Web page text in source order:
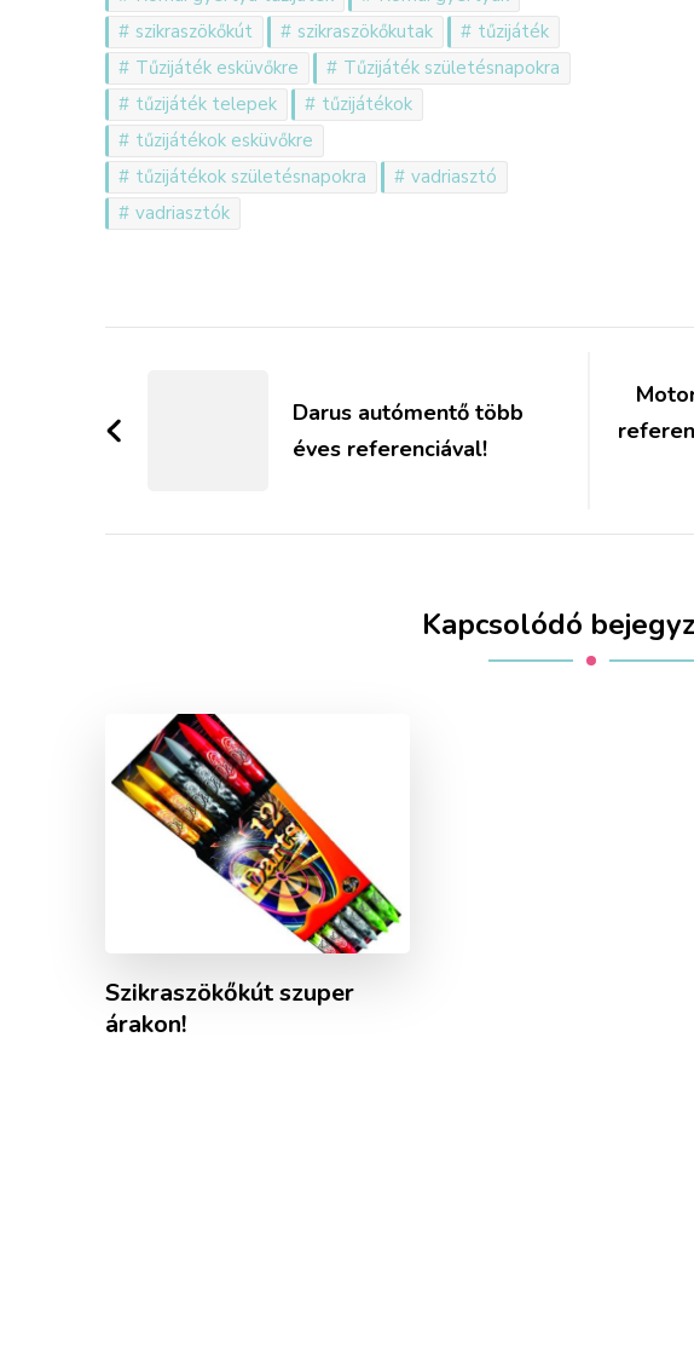
szikraszökőkút
szikraszökőkutak
tűzijáték
Tűzijáték esküvőkre
Tűzijáték születésnapokra
tűzijáték telepek
tűzijátékok
tűzijátékok esküvőkre
tűzijátékok születésnapokra
vadriasztó
vadriasztók
navigációjaDarus autómentő több
éves referenciával!
Kapcsolódó
Szikraszökőkút szuper
árakon!